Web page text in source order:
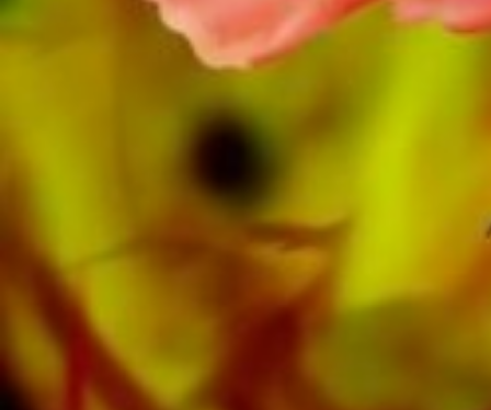
de viento madera, Orquesta Sinfónica tanto
como CDs y Educación musical. Una gran
parte de la literatura del editor de las
principales bandas de música como Black
Dyke Band, Cory Band, Brighouse & Rastrick
en Obrasso Records. Todos los operadores de
sonido también están disponibles digitalmente
en los populares portales de Apple, Amazon,
Google, Spotify y otros proveedores en todo el
mundo.
Todas las partituras de Obrasso están
realizadas en papel de alta calidad. El papel
de nota ligeramente amarillento ofrece un